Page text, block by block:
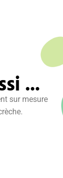
...​
sur mesure